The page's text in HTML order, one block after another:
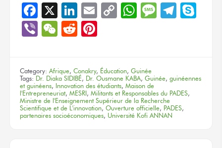
Facebook
X LinkedIn
EmailCopyWhatsApp
Message
ViberWeChat
Reddit
Category: Afrique, Conakry, Éducation, Guinée
Tags: Dr. Diaka SIDIBÉ, Dr. Ousmane KABA, Guinée, guinéennes
et guinéens, Innovation des étudiants, Maison de
l'Entrepreneuriat, MESRI , Militants et Responsables du PADES,
Ministre de l'Enseignement Supérieur de la Recherche
Scientifique et de L'innovation, Ouverture officielle, PADES,
partenaires socioéconomiques, Université Kofi ANNAN